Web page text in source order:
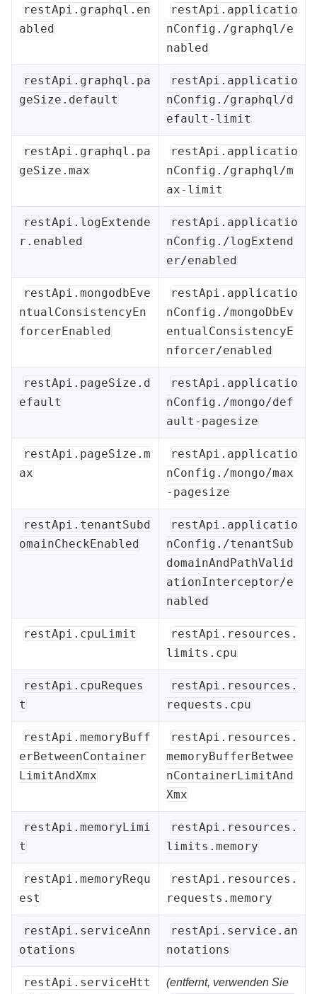
restApi.graphql.en
abled
restApi.applicatio
nConfig./graphql/e
nabled
restApi.graphql.pa
geSize.default
restApi.applicatio
nConfig./graphql/d
efault-limit
restApi.graphql.pa
geSize.max
restApi.applicatio
nConfig./graphql/m
ax-limit
restApi.logExtende
r.enabled
restApi.applicatio
nConfig./logExtend
er/enabled
restApi.mongodbEve
ntualConsistencyEn
forcerEnabled
restApi.applicatio
nConfig./mongoDbEv
entualConsistencyE
nforcer/enabled
restApi.pageSize.d
efault
restApi.applicatio
nConfig./mongo/def
ault-pagesize
restApi.pageSize.m
ax
restApi.applicatio
nConfig./mongo/max
-pagesize
restApi.tenantSubd
omainCheckEnabled
restApi.applicatio
nConfig./tenantSub
domainAndPathValid
ationInterceptor/e
nabled
restApi.cpuLimit
restApi.resources.
limits.cpu
restApi.cpuReques
t
restApi.resources.
requests.cpu
restApi.memoryBuff
erBetweenContainer
LimitAndXmx
restApi.resources.
memoryBufferBetwee
nContainerLimitAnd
Xmx
restApi.memoryLimi
t
restApi.resources.
limits.memory
restApi.memoryRequ
est
restApi.resources.
requests.memory
restApi.serviceAnn
otations
restApi.service.an
notations
restApi.serviceHtt
(entfernt, verwenden Sie